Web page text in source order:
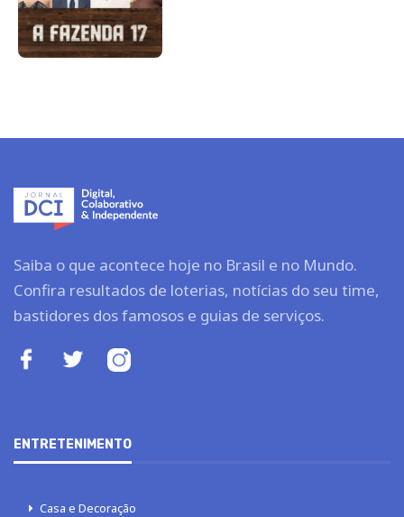
Saiba o que acontece hoje no Brasil e no Mundo.
Confira resultados de loterias, notícias do seu time,
bastidores dos famosos e guias de serviços.
ENTRETENIMENTO
Casa e Decoração